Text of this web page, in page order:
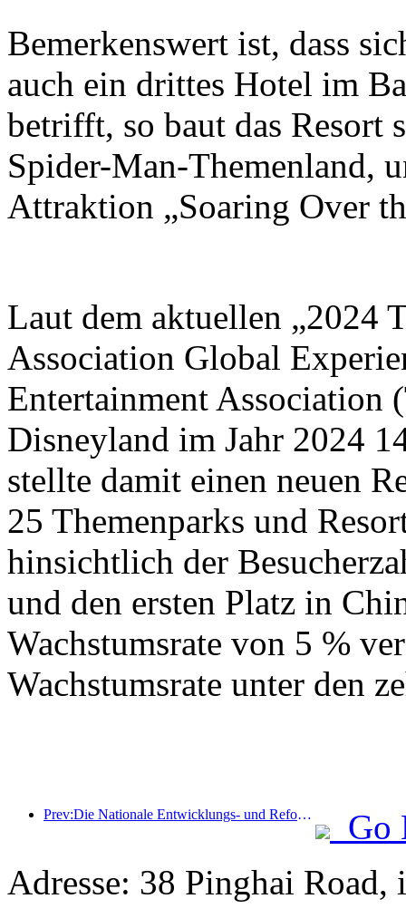
Bemerkenswert ist, dass
auch ein drittes Hotel im
betrifft, so baut das Resort
Spider-Man-Themenland,
Attraktion „Soaring Over
Laut dem aktuellen „2024
Association Global
Entertainment Association
Disneyland im Jahr 2024
stellte damit einen neuen
25 Themenparks und
hinsichtlich der
und den ersten Platz in
Wachstumsrate von 5 %
Wachstumsrate unter den
Prev:Die Nationale Entwicklungs- und Reformkommission hat die erste Charge von 49 hochwertigen Outdoor-Sportzielen veröffentlicht
Go
Adresse: 38 Pinghai Road,